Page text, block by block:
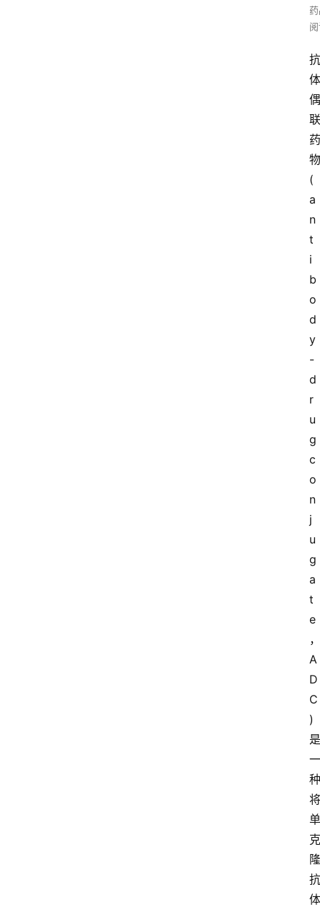
抗
体
偶
联
药
物
(
a
n
t
i
b
o
d
y
-
d
r
u
g
c
o
n
j
u
g
a
t
e
，
A
D
C
)
是
一
种
将
单
克
隆
抗
体